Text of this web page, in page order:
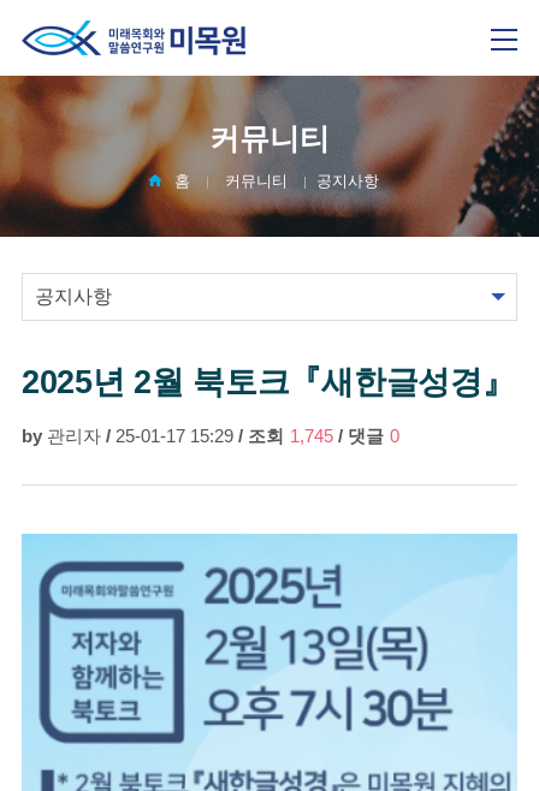
커뮤니티
홈 커뮤니티 공지사항
2025년 2월 북토크『새한글성경』
by 관리자 / 25-01-17 15:29 / 조회 1,745 / 댓글 0